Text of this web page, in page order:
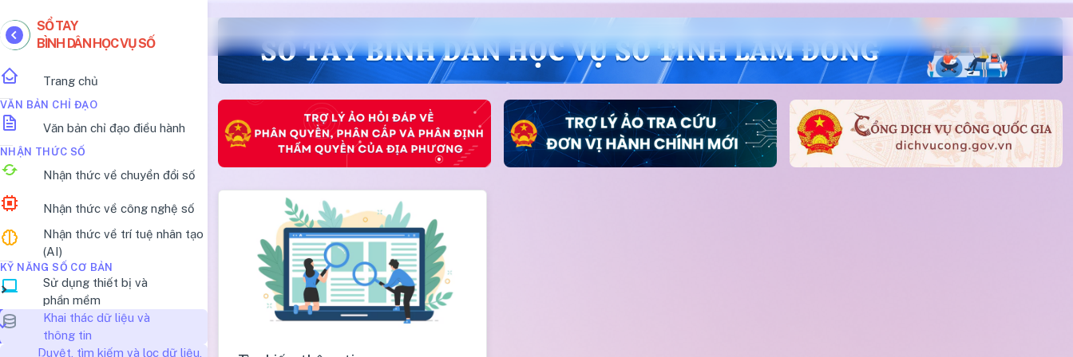
SỔ TAY
BÌNH DÂN HỌC VỤ SỐ
Trang chủ
VĂN BẢN CHỈ ĐẠO
Văn bản chỉ đạo điều hành
NHẬN THỨC SỐ
Nhận thức về chuyển đổi số
Nhận thức về công nghệ số
Nhận thức về trí tuệ nhân tạo
(AI)
KỸ NĂNG SỐ CƠ BẢN
Sử dụng thiết bị và
phần mềm
Khai thác dữ liệu và
thông tin
Duyệt, tìm kiếm và lọc dữ liệu,